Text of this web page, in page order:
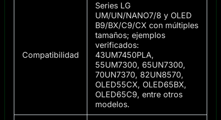
Compatibilidad
Series LG
UM/UN/NANO7/8 y OLED
B9/BX/C9/CX con múltiples
tamaños; ejemplos
verificados:
43UM7450PLA,
55UM7300, 65UN7300,
70UN7370, 82UN8570,
OLED55CX, OLED65BX,
OLED65C9, entre otros
modelos.